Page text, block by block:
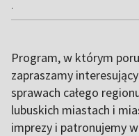
.
Program, w którym
zapraszamy
sprawach całego
lubuskich miastach i
imprezy i patronujemy